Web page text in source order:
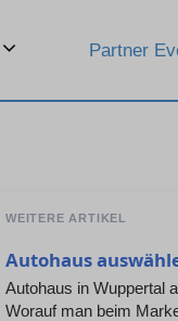
Partner
WEITERE ARTIKEL
Autohaus
Autohaus in Wuppertal
Worauf man beim